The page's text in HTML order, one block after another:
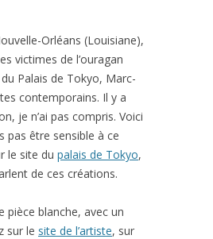
Orléans (Louisiane),
victimes de l’ouragan
Palais de Tokyo, Marc-
contemporains. Il y a
je n’ai pas compris. Voici
pas être sensible à ce
le site du palais de Tokyo,
de ces créations.
pièce blanche, avec un
sur le site de l’artiste, sur